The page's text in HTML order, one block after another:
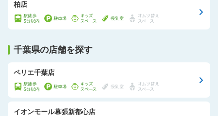
柏店
千葉県の店舗を探す
ペリエ千葉店
イオンモール幕張新都心店